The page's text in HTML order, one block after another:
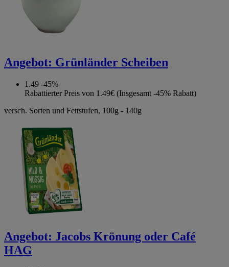
Angebot: Grünländer Scheiben
1.49 -45%
Rabattierter Preis von 1.49€ (Insgesamt -45% Rabatt)
versch. Sorten und Fettstufen, 100g - 140g
Angebot: Jacobs Krönung oder Café
HAG